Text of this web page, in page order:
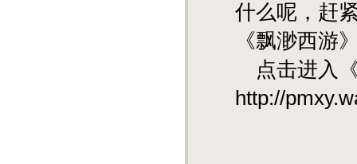
什么呢，赶
《飘渺西游
点击进入
http://